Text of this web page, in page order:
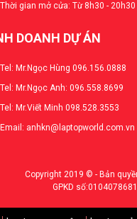
Thời gian mở cửa: Từ 8h30 -
DOANH DỰ ÁN
Tel: Mr.Ngọc Hùng 096.156.0888
Tel: Mr.Ngọc Anh: 096.558.8699
Tel: Mr.Viết Minh 098.528.3553
Email: anhkn@laptopworld.com.vn
Copyright 2019 © - Bản
GPKD